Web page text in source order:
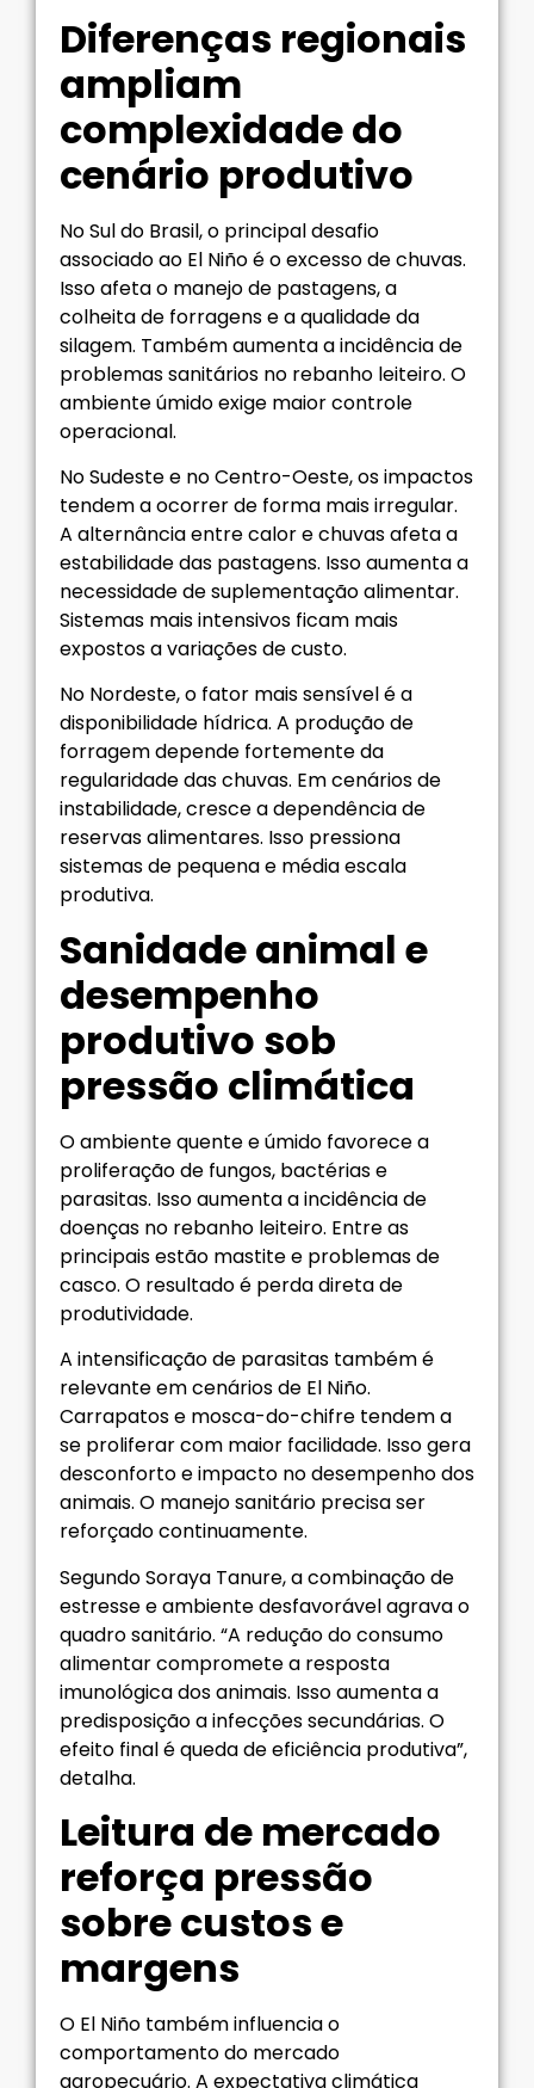
Diferenças regionais
ampliam
complexidade do
cenário produtivo
No Sul do Brasil, o principal desafio
associado ao El Niño é o excesso de chuvas.
Isso afeta o manejo de pastagens, a
colheita de forragens e a qualidade da
silagem. Também aumenta a incidência de
problemas sanitários no rebanho leiteiro. O
ambiente úmido exige maior controle
operacional.
No Sudeste e no Centro-Oeste, os impactos
tendem a ocorrer de forma mais irregular.
A alternância entre calor e chuvas afeta a
estabilidade das pastagens. Isso aumenta a
necessidade de suplementação alimentar.
Sistemas mais intensivos ficam mais
expostos a variações de custo.
No Nordeste, o fator mais sensível é a
disponibilidade hídrica. A produção de
forragem depende fortemente da
regularidade das chuvas. Em cenários de
instabilidade, cresce a dependência de
reservas alimentares. Isso pressiona
sistemas de pequena e média escala
produtiva.
Sanidade animal e
desempenho
produtivo sob
pressão climática
O ambiente quente e úmido favorece a
proliferação de fungos, bactérias e
parasitas. Isso aumenta a incidência de
doenças no rebanho leiteiro. Entre as
principais estão mastite e problemas de
casco. O resultado é perda direta de
produtividade.
A intensificação de parasitas também é
relevante em cenários de El Niño.
Carrapatos e mosca-do-chifre tendem a
se proliferar com maior facilidade. Isso gera
desconforto e impacto no desempenho dos
animais. O manejo sanitário precisa ser
reforçado continuamente.
Segundo Soraya Tanure, a combinação de
estresse e ambiente desfavorável agrava o
quadro sanitário. “A redução do consumo
alimentar compromete a resposta
imunológica dos animais. Isso aumenta a
predisposição a infecções secundárias. O
efeito final é queda de eficiência produtiva”,
detalha.
Leitura de mercado
reforça pressão
sobre custos e
margens
O El Niño também influencia o
comportamento do mercado
agropecuário. A expectativa climática